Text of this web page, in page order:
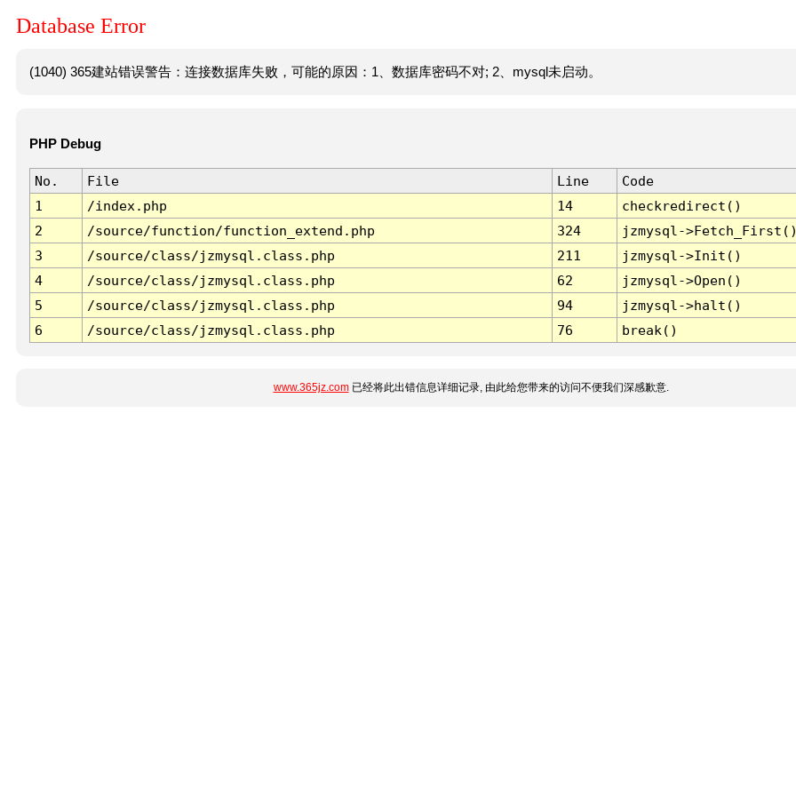
Database Error
(1040) 365建站错误警告：连接数据库失败，可能的原因：1、数据库密码不对; 2、mysql未启动。
PHP Debug
No. File Line
Code
1
/index.php 14
checkredirect()
2
/source/function/function_extend.php 324
jzmysql-
3
/source/class/jzmysql.class.php 211
jzmysql->Init()
4
/source/class/jzmysql.class.php 62
jzmysql->Open()
5
/source/class/jzmysql.class.php 94
jzmysql->halt()
6
/source/class/jzmysql.class.php 76 break()
www.365jz.com已经将此出错信息详细记录, 由此给您带来的访问不便我们深感歉意.